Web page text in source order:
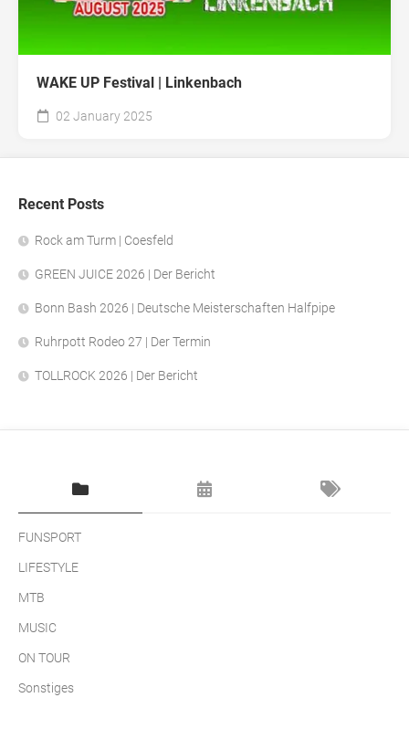
WAKE UP Festival | Linkenbach
02 January 2025
Recent Posts
Rock am Turm | Coesfeld
GREEN JUICE 2026 | Der Bericht
Bonn Bash 2026 | Deutsche Meisterschaften Halfpipe
Ruhrpott Rodeo 27 | Der Termin
TOLLROCK 2026 | Der Bericht
FUNSPORT
LIFESTYLE
MTB
MUSIC
ON TOUR
Sonstiges